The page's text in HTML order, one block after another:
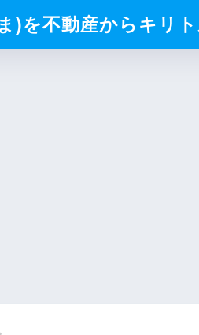
)を不動産からキリ